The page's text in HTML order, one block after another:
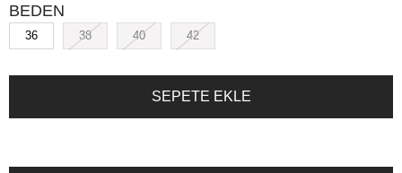
BEDEN
36 38 40 42